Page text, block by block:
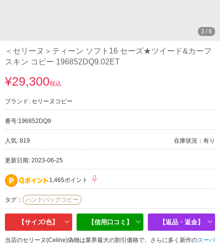
3 / 6
＜セリーヌ＞ティーン ソフト16 セーズ★ツイード&カーフ
スキン コピー 196852DQ9.02ET
¥29,300税込
ブランド: セリーヌコピー
番号:196852DQ9
人気: 819 在庫状況：有り
更新日期: 2023-06-25
1,465ポイント
タグ： ハンドバッグコピー
【サイズ/色】 【信用口コミ】 【返品・返金】
当店のセリーヌ(Celine)偽物は業界最大の割引価格で、さらに多く新作のスーパ